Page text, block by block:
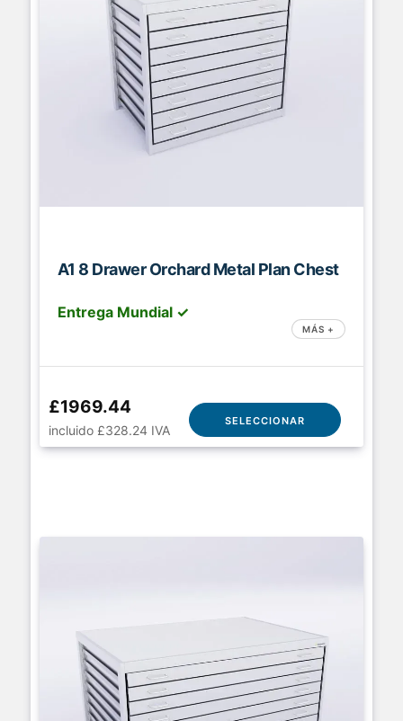
A1 8 Drawer Orchard Metal Plan Chest
Entrega Mundial ✓
MÁS +
£1969.44
incluido £328.24 IVA
SELECCIONAR